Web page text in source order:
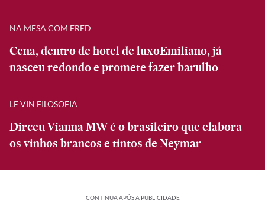
NA MESA COM FRED
Cena, dentro de hotel de luxoEmiliano, já
nasceu redondo e promete fazer barulho
LE VIN FILOSOFIA
Dirceu Vianna MW é o brasileiro que elabora
os vinhos brancos e tintos de Neymar
CONTINUA APÓS A PUBLICIDADE